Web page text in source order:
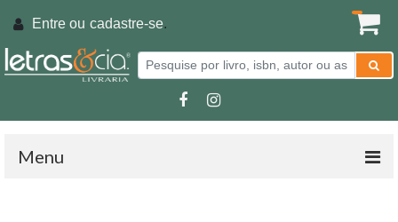
Entre ou cadastre-se.
Menu